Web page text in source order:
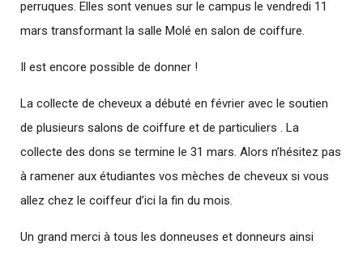
perruques. Elles sont venues sur le campus le vendredi 11
mars transformant la salle Molé en salon de coiffure.
Il est encore possible de donner !
La collecte de cheveux a débuté en février avec le soutien
de plusieurs salons de coiffure et de particuliers . La
collecte des dons se termine le 31 mars. Alors n’hésitez pas
à ramener aux étudiantes vos mèches de cheveux si vous
allez chez le coiffeur d’ici la fin du mois.
Un grand merci à tous les donneuses et donneurs ainsi